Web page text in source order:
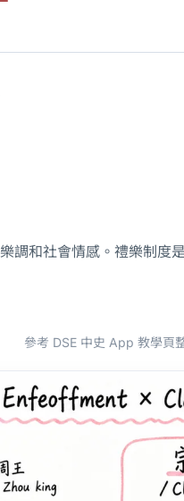
和社會情感。禮樂制度
參考 DSE 中史 App 教學頁